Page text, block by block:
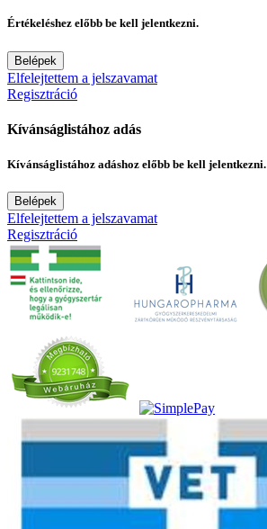
Értékeléshez előbb be kell jelentkezni.
Belépek
Elfelejtettem a jelszavamat
Regisztráció
Kívánságlistához adás
Kívánságlistához adáshoz előbb be kell jelentkezni.
Belépek
Elfelejtettem a jelszavamat
Regisztráció